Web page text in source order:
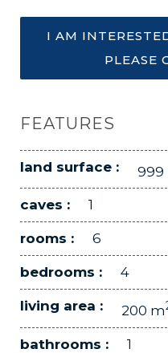
I AM
PLEASE
FEATURES
land surface : 999
caves : 1
rooms : 6
bedrooms : 4
living area : 200 m
bathrooms : 1